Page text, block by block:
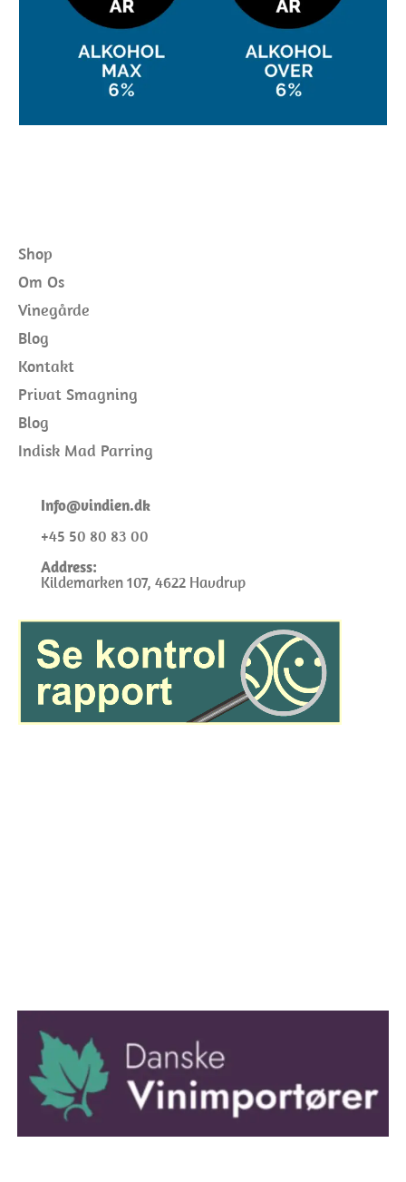
Shop
Om Os
Vinegårde
Blog
Kontakt
Privat Smagning
Blog
Indisk Mad Parring
Info@vindien.dk
+45 50 80 83 00
Address:
Kildemarken 107, 4622 Havdrup